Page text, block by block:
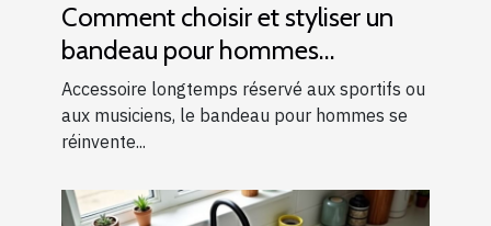
Comment choisir et styliser un
bandeau pour hommes
modernes ?
Accessoire longtemps réservé aux sportifs ou
aux musiciens, le bandeau pour hommes se
réinvente...